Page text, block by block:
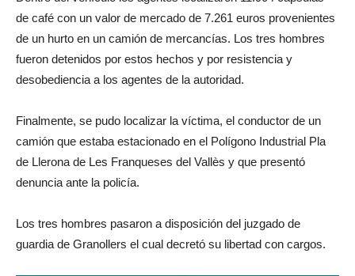
de café con un valor de mercado de 7.261 euros provenientes
de un hurto en un camión de mercancías. Los tres hombres
fueron detenidos por estos hechos y por resistencia y
desobediencia a los agentes de la autoridad.
Finalmente, se pudo localizar la víctima, el conductor de un
camión que estaba estacionado en el Polígono Industrial Pla
de Llerona de Les Franqueses del Vallès y que presentó
denuncia ante la policía.
Los tres hombres pasaron a disposición del juzgado de
guardia de Granollers el cual decretó su libertad con cargos.